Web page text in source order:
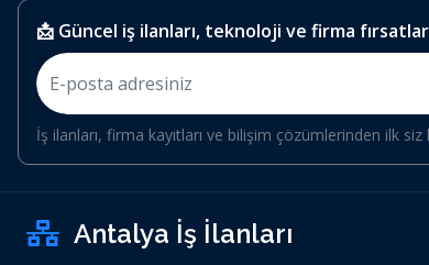
📩 Güncel iş ilanları, teknoloji ve firma
İş ilanları, firma kayıtları ve bilişim çözümlerinden ilk
Antalya İş İlanları